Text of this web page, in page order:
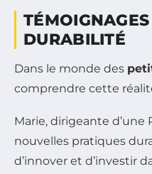
DURABILITÉ
Dans le monde des
comprendre cette
Marie, dirigeante
nouvelles pratiques
d’innover et d’investir